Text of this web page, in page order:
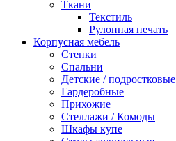
Ткани
Текстиль
Рулонная печать
Корпусная мебель
Стенки
Спальни
Детские / подростковые
Гардеробные
Прихожие
Стеллажи / Комоды
Шкафы купе